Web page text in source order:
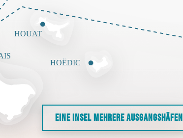
EINE INSEL MEHRERE AUSGANGSHÄFEN